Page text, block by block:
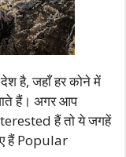
देश है, जहाँ हर कोने में
हैं। अगर आप
हैं तो ये जगहें
हैं Popular